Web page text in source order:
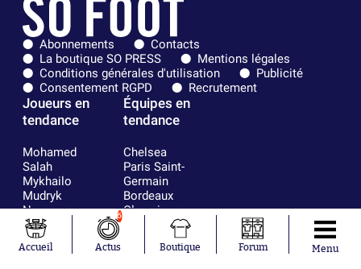
Abonnements
Contacts
La boutique SO PRESS
Mentions légales
Conditions générales d'utilisation
Publicité
Consentement RGPD
Recrutement
Joueurs en
tendance
Mohamed
Salah
Mykhailo
Mudryk
Neymar
Khalis Merah
Loïs Openda
Moussa
Équipes en
tendance
Chelsea
Paris Saint-
Germain
Bordeaux
Olympique
Real Madrid
Accueil
6
Actus Boutique Forum Menu